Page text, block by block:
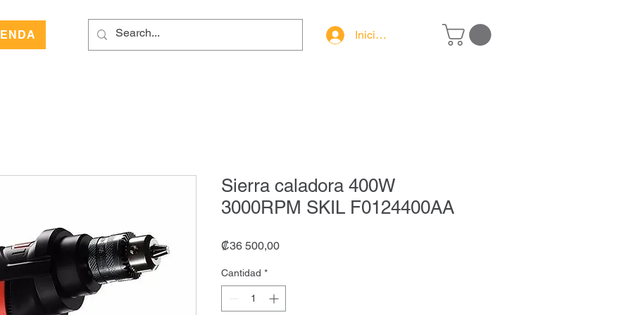
Iniciar sesión
Sierra caladora 400W
3000RPM SKIL F0124400AA
₡36 500,00Precio
Cantidad *